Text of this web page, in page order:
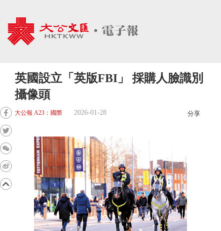
英國設立「英版FBI」 採購人臉識別
攝像頭
大公報 A23：國際 2026-01-28 分享